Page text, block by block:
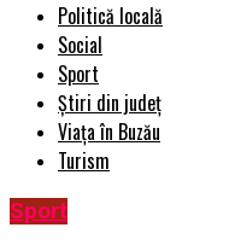
Politică locală
Social
Sport
Știri din județ
Viața în Buzău
Turism
Sport